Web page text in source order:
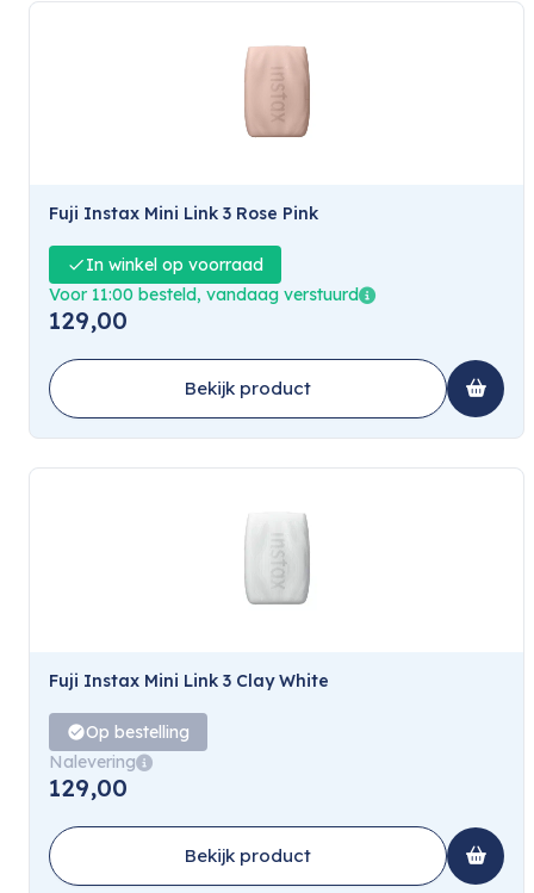
Fuji Instax Mini Link 3 Rose Pink
In winkel op voorraad
Voor 11:00 besteld, vandaag verstuurd
129,00
Bekijk product
Fuji Instax Mini Link 3 Clay White
Op bestelling
Nalevering
129,00
Bekijk product